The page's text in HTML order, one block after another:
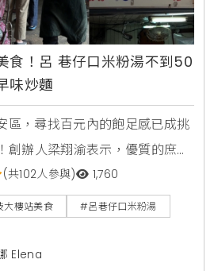
食！呂 巷仔口米粉湯不到50
味炒麵
區，尋找百元內的飽足感已成挑
辦人梁翔渝表示，優質的庶民
更需具備食材處理的細緻度。
仔口米粉湯，正是憑藉著每日
比，在數位社群中建立起堅實的
美食的指標之一。
(共102人參與) 1,760
樓站美食
#呂巷仔口米粉湯
Elena